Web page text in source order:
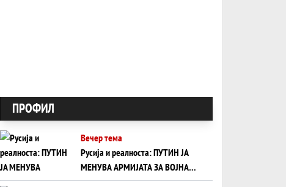
ПРОФИЛ
Вечер тема
Русија и реалноста: ПУТИН ЈА
МЕНУВА АРМИЈАТА ЗА ВОЈНА
ШТО ОСТАНУВА БЕЗ ФРОНТ